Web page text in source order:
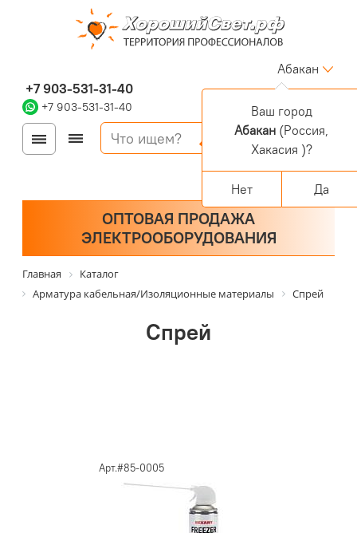
+7 903-531-31-40
+7 903-531-31-40
Абакан
Войти
Регистрация
Корзина
0 позиций
ОПТОВАЯ ПРОДАЖА
ЭЛЕКТРООБОРУДОВАНИЯ
Главная
Каталог
Арматура кабельная/Изоляционные материалы
Спрей
Спрей
Арт.#85-0005
Ваш город
Абакан (Россия,
Хакасия )?
Нет Да